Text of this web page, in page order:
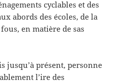
cyclables et des
abords des écoles, de la
en matière de sas
jusqu’à présent, personne
l’ire des